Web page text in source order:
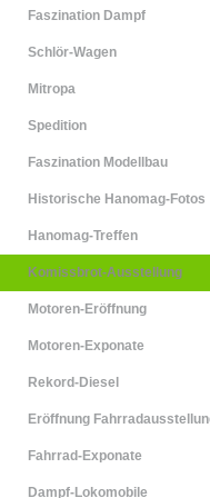
Faszination Dampf
Schlör-Wagen
Mitropa
Spedition
Faszination Modellbau
Historische Hanomag-Fotos
Hanomag-Treffen
Komissbrot-Ausstellung
Motoren-Eröffnung
Motoren-Exponate
Rekord-Diesel
Eröffnung
Fahrrad-Exponate
Dampf-Lokomobile